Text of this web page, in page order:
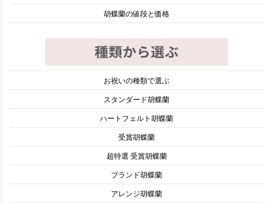
胡蝶蘭の値段と価格
お祝いの種類で選ぶ
スタンダード胡蝶蘭
ハートフェルト胡蝶蘭
受賞胡蝶蘭
超特選 受賞胡蝶蘭
ブランド胡蝶蘭
アレンジ胡蝶蘭